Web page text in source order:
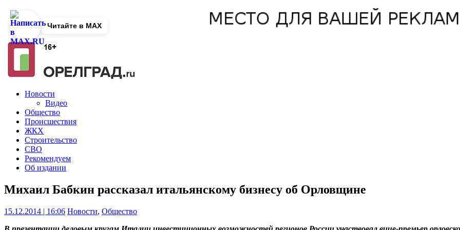
Новости
Видео
Общество
Происшествия
ЖКХ
Строительство
СВО
Рекомендуем
Об издании
Михаил Бабкин рассказал итальянскому бизнесу об Орловщине
15.12.2014 | 16:06 Новости, Общество
Читайте в MAX